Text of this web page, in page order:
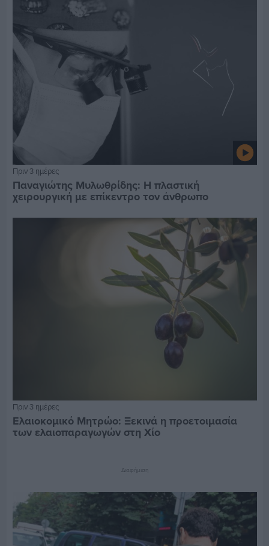
Πριν 3 ημέρες
Παναγιώτης Μυλωθρίδης: Η πλαστική
χειρουργική με επίκεντρο τον άνθρωπο
Πριν 3 ημέρες
Ελαιοκομικό Μητρώο: Ξεκινά η προετοιμασία
των ελαιοπαραγωγών στη Χίο
Διαφήμιση